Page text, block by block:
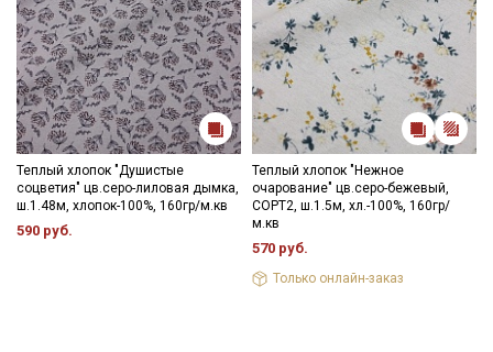
Теплый хлопок "Душистые
соцветия" цв.серо-лиловая дымка,
ш.1.48м, хлопок-100%, 160гр/м.кв
590 руб.
Теплый хлопок "Нежное
очарование" цв.серо-бежевый,
СОРТ2, ш.1.5м, хл.-100%, 160гр/
м.кв
570 руб.
Только онлайн-заказ